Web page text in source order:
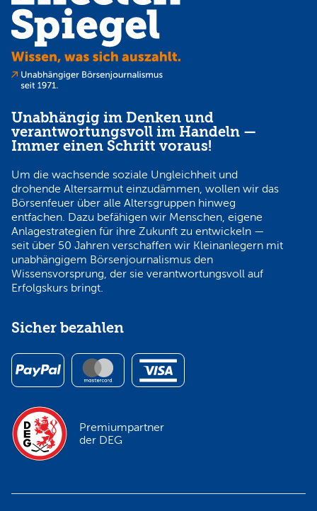
Unabhängig im Denken und
verantwortungsvoll im Handeln —
Immer einen Schritt voraus!
Um die wachsende soziale Ungleichheit und
drohende Altersarmut einzudämmen, wollen wir das
Börsenfeuer über alle Altersgruppen hinweg
entfachen. Dazu befähigen wir Menschen, eigene
Anlagestrategien für ihre Zukunft zu entwickeln —
seit über 50 Jahren verschaffen wir Kleinanlegern mit
unabhängigem Börsenjournalismus den
Wissensvorsprung, der sie verantwortungsvoll auf
Erfolgskurs bringt.
Sicher bezahlen
Premiumpartner
der DEG